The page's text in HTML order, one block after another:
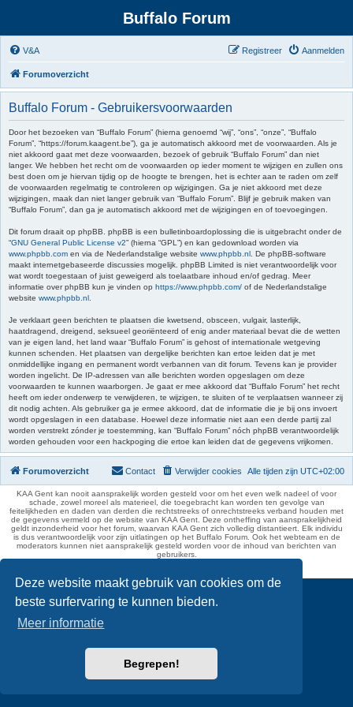
Deze website maakt gebruik van cookies om de
beste surfervaring te kunnen bieden.
Meer informatie
Begrepen!
Buffalo Forum
V&A Aanmelden
Registreer
Forumoverzicht
Buffalo Forum - Gebruikersvoorwaarden
Door het bezoeken van “Buffalo Forum” (hierna genoemd “wij”, “ons”, “onze”, “Buffalo
Forum”, “https://forum.kaagent.be”), ga je automatisch akkoord met de voorwaarden. Als je
niet akkoord gaat met deze voorwaarden, bezoek of gebruik “Buffalo Forum” dan niet
langer. We hebben het recht om de voorwaarden op ieder moment te wijzigen en zullen ons
best doen om je hiervan tijdig op de hoogte te brengen, het is echter aan te raden om zelf
de voorwaarden regelmatig te controleren op wijzigingen. Ga je niet akkoord met deze
wijzigingen, maak dan niet langer gebruik van “Buffalo Forum”. Blijf je gebruik maken van
“Buffalo Forum”, dan ga je automatisch akkoord met de wijzigingen en of toevoegingen.
Dit forum draait op phpBB. phpBB is een bulletinboardoplossing die is uitgebracht onder de
“GNU General Public License v2” (hierna “GPL”) en kan gedownload worden via
www.phpbb.com en via de Nederlandstalige website www.phpbb.nl . De phpBB-software
maakt internetgebaseerde discussies mogelijk. phpBB Limited is niet verantwoordelijk voor
wat wordt toegestaan of juist geweigerd als toelaatbare inhoud en/of gedrag. Meer
informatie over phpBB kun je vinden op https://www.phpbb.com/ of de Nederlandstalige
website www.phpbb.nl
Je verklaart geen berichten te plaatsen die kwetsend, obsceen, vulgair, lasterlijk,
haatdragend, dreigend, seksueel georiënteerd of enig ander materiaal bevat die de wetten
van je eigen land, het land waar “Buffalo Forum” is gehost of internationale wetgeving
kunnen schenden. Het plaatsen van dergelijke berichten kan ertoe leiden dat je met
onmiddellijke ingang en permanent wordt verbannen van dit forum. Tevens kan je provider
worden ingelicht. De IP-adressen van alle berichten worden opgeslagen om deze
voorwaarden te kunnen waarborgen. Je gaat er mee akkoord dat “Buffalo Forum” het recht
heeft om ieder onderwerp te verwijderen, te wijzigen, te sluiten of te verplaatsen wanneer zij
dit nodig achten. Als gebruiker ga je ermee akkoord, dat de informatie die je bij ons invoert
wordt opgeslagen in een database. Hoewel deze informatie niet aan een derde partij zal
worden verstrekt zónder je toestemming, kan “Buffalo Forum” nóch phpBB verantwoordelijk
worden gehouden voor een hackpoging die ertoe kan leiden dat de gegevens vrijkomen.
Forumoverzicht Alle tijden zijn UTC+02:00
Verwijder cookies
Contact
KAA Gent kan nooit aansprakelijk worden gesteld voor om het even welk nadeel of voor
schade, zowel moreel als materieel, die toegebracht kan worden ten gevolge van
feitelijkheden en daden van derden die rechtstreeks of onrechtstreeks verband houden met
de gegevens vermeld op de website van KAA Gent. Deze ontheffing van aansprakelijkheid
geldt inzonderheid voor het forum, waarvan KAA Gent zich volledig distantieert. Elk individu
is dus verantwoordelijk voor zijn uitlatingen op het Buffalo Forum. Ook het webteam en de
moderators kunnen niet aansprakelijk gesteld worden voor de inhoud van berichten van
gebruikers.